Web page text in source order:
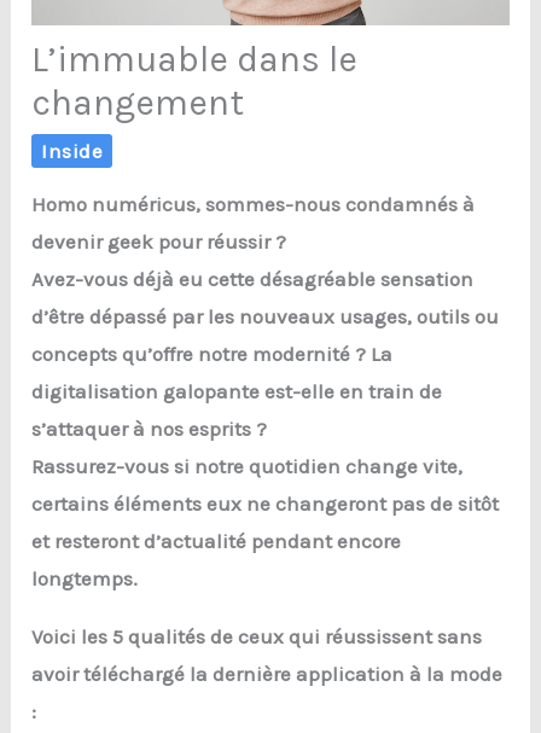
L’immuable dans le
changement
Inside
Homo numéricus, sommes-nous condamnés à
devenir geek pour réussir ?
Avez-vous déjà eu cette désagréable sensation
d’être dépassé par les nouveaux usages, outils ou
concepts qu’offre notre modernité ? La
digitalisation galopante est-elle en train de
s’attaquer à nos esprits ?
Rassurez-vous si notre quotidien change vite,
certains éléments eux ne changeront pas de sitôt
et resteront d’actualité pendant encore
longtemps.
Voici les 5 qualités de ceux qui réussissent sans
avoir téléchargé la dernière application à la mode
: